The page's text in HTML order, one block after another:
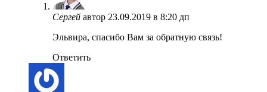
Сергей автор 23.09.2019 в 8:20 дп
Эльвира, спасибо Вам за обратную связь!
Ответить